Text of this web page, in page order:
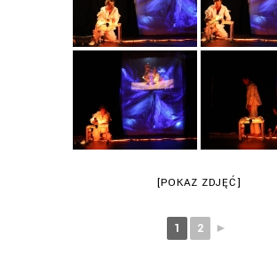
[POKAZ ZDJĘĆ]
1 2 ►